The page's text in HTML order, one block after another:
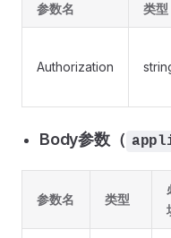
参数名 类型
Authorization
Body参数（
参数名 类型